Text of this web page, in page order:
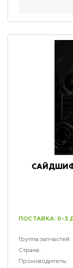
ПОСТАВКА: 0-3
Группа запчастей:
Страна:
Производитель: